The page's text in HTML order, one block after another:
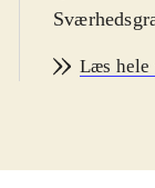
Spillet er
Knight.
Læs hele